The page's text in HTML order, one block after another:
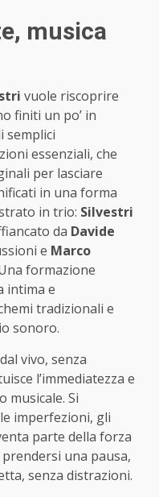
musica
vuole riscoprire
finiti un po’ in
semplici
essenziali, che
per lasciare
in una forma
in trio: Silvestri
da Davide
e Marco
formazione
intima e
tradizionali e
sonoro.
vivo, senza
l’immediatezza e
musicale. Si
imperfezioni, gli
parte della forza
prendersi una pausa,
senza distrazioni.